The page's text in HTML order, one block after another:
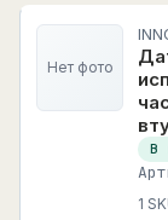
Нет фото
В
1